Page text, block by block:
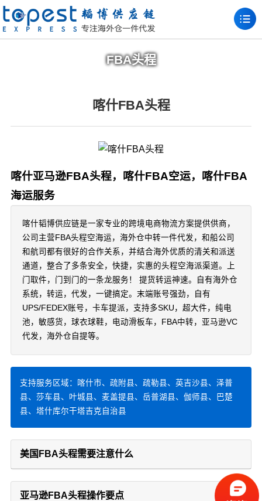
FBA头程
喀什FBA头程
喀什亚马逊FBA头程，喀什FBA空运，喀什FBA
海运服务
喀什韬博供应链是一家专业的跨境电商物流方案提供供商，
公司主营FBA头程空海运，海外仓中转一件代发，和船公司
和航司都有很好的合作关系，并结合海外优质的清关和派送
通道，整合了多条安全，快捷，实惠的头程空海派渠道。上
门取件，门到门的一条龙服务！ 提货转运神速。自有海外仓
系统，转运，代发，一键搞定。末端账号强劲，自有
UPS/FEDEX账号，卡车提派，支持多SKU，超大件，纯电
池，敏感货，球衣球鞋，电动滑板车，FBA中转，亚马逊VC
代发，海外仓自提等。
支持服务区域：喀什市、疏附县、疏勒县、英吉沙县、泽普
县、莎车县、叶城县、麦盖提县、岳普湖县、伽师县、巴楚
县、塔什库尔干塔吉克自治县
美国FBA头程需要注意什么
亚马逊FBA头程操作要点